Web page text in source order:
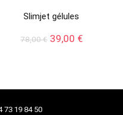
Slimjet gélules
78,00€ Le
39,00 €Le
73 19 84 50